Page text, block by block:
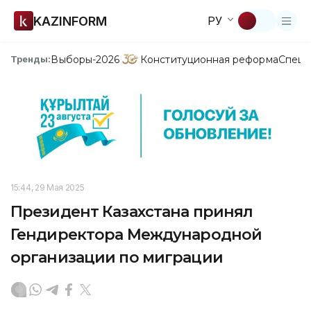
KAZINFORM РУ
Тренды:Выборы-2026 Конституционная реформа
15:44, 29 Мая 2025
Президент Казахстана принял
Гендиректора Международной
организации по миграции